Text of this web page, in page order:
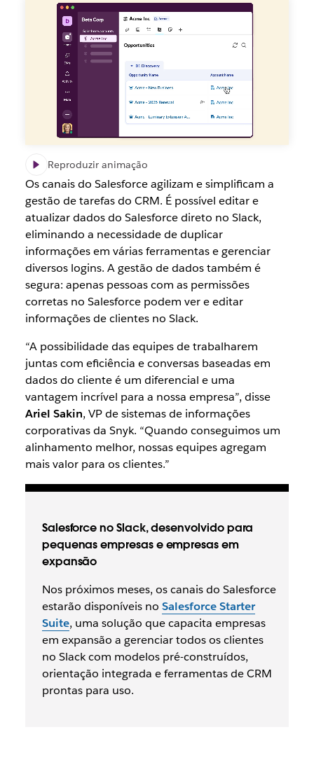
Reproduzir animação
Os canais do Salesforce agilizam e simplificam a
gestão de tarefas do CRM. É possível editar e
atualizar dados do Salesforce direto no Slack,
eliminando a necessidade de duplicar
informações em várias ferramentas e gerenciar
diversos logins. A gestão de dados também é
segura: apenas pessoas com as permissões
corretas no Salesforce podem ver e editar
informações de clientes no Slack.
“A possibilidade das equipes de trabalharem
juntas com eficiência e conversas baseadas em
dados do cliente é um diferencial e uma
vantagem incrível para a nossa empresa”, disse
Ariel Sakin, VP de sistemas de informações
corporativas da Snyk. “Quando conseguimos um
alinhamento melhor, nossas equipes agregam
mais valor para os clientes.”
Salesforce no Slack, desenvolvido para
pequenas empresas e empresas em
expansão
Nos próximos meses, os canais do Salesforce
estarão disponíveis no Salesforce Starter
Suite, uma solução que capacita empresas
em expansão a gerenciar todos os clientes
no Slack com modelos pré-construídos,
orientação integrada e ferramentas de CRM
prontas para uso.